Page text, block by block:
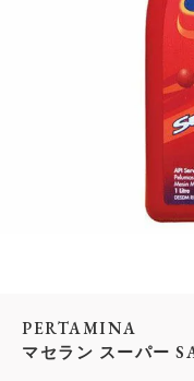
PERTAMINA
マセラン スーパー